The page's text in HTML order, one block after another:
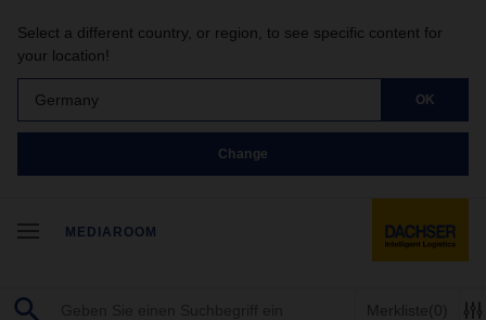
Select a different country, or region, to see specific content for
your location!
Germany OK
Change
MEDIAROOM
Merkliste(0)